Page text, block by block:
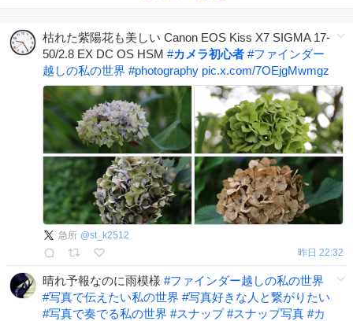
枯れた紫陽花も美しい Canon EOS Kiss X7 SIGMA 17-
50/2.8 EX DC OS HSM #カメラ初心者 #ファインダー
越しの私の世界 #photography pic.x.com/7OEjgMwmgz
急所 @st_k2512
昨日 22:32
晴れ予報なのに雨模様 #ファインダー越しの私の世界
#写真で伝えたい私の世界 #写真好きな人と繋がりたい
#写真で奏でる私の世界 #スナップ #スナップ写真 #カ